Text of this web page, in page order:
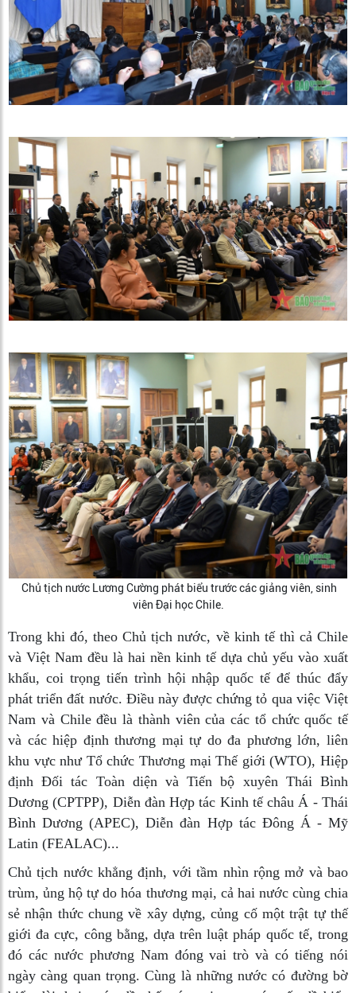
Chủ tịch nước Lương Cường phát biểu trước các giảng viên, sinh
viên Đại học Chile.
Trong khi đó, theo Chủ tịch nước, về kinh tế thì cả Chile
và Việt Nam đều là hai nền kinh tế dựa chủ yếu vào xuất
khẩu, coi trọng tiến trình hội nhập quốc tế để thúc đẩy
phát triển đất nước. Điều này được chứng tỏ qua việc Việt
Nam và Chile đều là thành viên của các tổ chức quốc tế
và các hiệp định thương mại tự do đa phương lớn, liên
khu vực như Tổ chức Thương mại Thế giới (WTO), Hiệp
định Đối tác Toàn diện và Tiến bộ xuyên Thái Bình
Dương (CPTPP), Diễn đàn Hợp tác Kinh tế châu Á - Thái
Bình Dương (APEC), Diễn đàn Hợp tác Đông Á - Mỹ
Latin (FEALAC)...
Chủ tịch nước khẳng định, với tầm nhìn rộng mở và bao
trùm, ủng hộ tự do hóa thương mại, cả hai nước cùng chia
sẻ nhận thức chung về xây dựng, củng cố một trật tự thế
giới đa cực, công bằng, dựa trên luật pháp quốc tế, trong
đó các nước phương Nam đóng vai trò và có tiếng nói
ngày càng quan trọng. Cùng là những nước có đường bờ